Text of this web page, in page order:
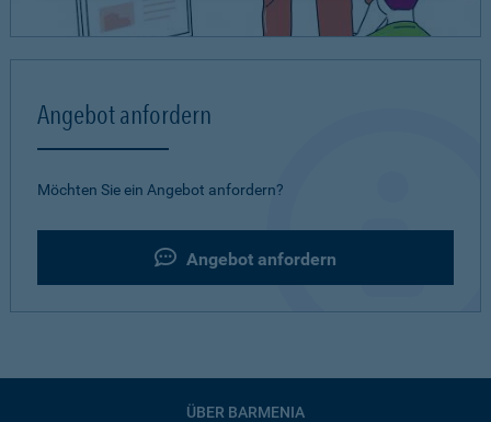
Angebot anfordern
Möchten Sie ein Angebot anfordern?
Angebot anfordern
ÜBER BARMENIA